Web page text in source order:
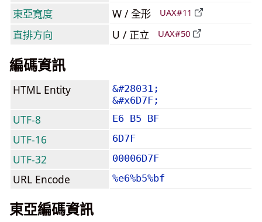
東亞寬度
W / 全形 UAX#11
直排方向 U / 正立 UAX#50
編碼資訊
HTML Entity
&#28031;
&#x6D7F;
UTF-8 E6 B5 BF
UTF-16 6D7F
UTF-32 00006D7F
URL Encode %e6%b5%bf
東亞編碼資訊